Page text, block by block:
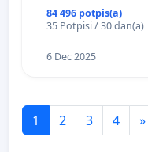
84 496 potpis(a)
35 Potpisi / 30 dan(a)
6 Dec 2025
1 2 3 4 »